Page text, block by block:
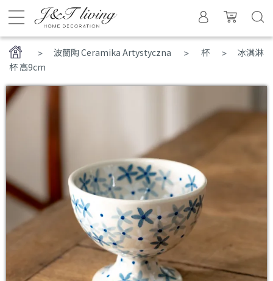
波蘭陶 Ceramika Artystyczna > 杯
冰淇淋
杯 高9cm